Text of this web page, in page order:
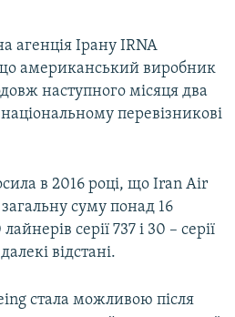
агенція Ірану IRNA
американський виробник
наступного місяця два
перевізникові
в 2016 році, що Iran Air
суму понад 16
серії 737 і 30 – серії
відстані.
стала можливою після